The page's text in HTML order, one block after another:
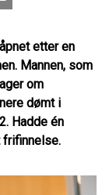
etter en
Mannen, som
om
dømt i
Hadde én